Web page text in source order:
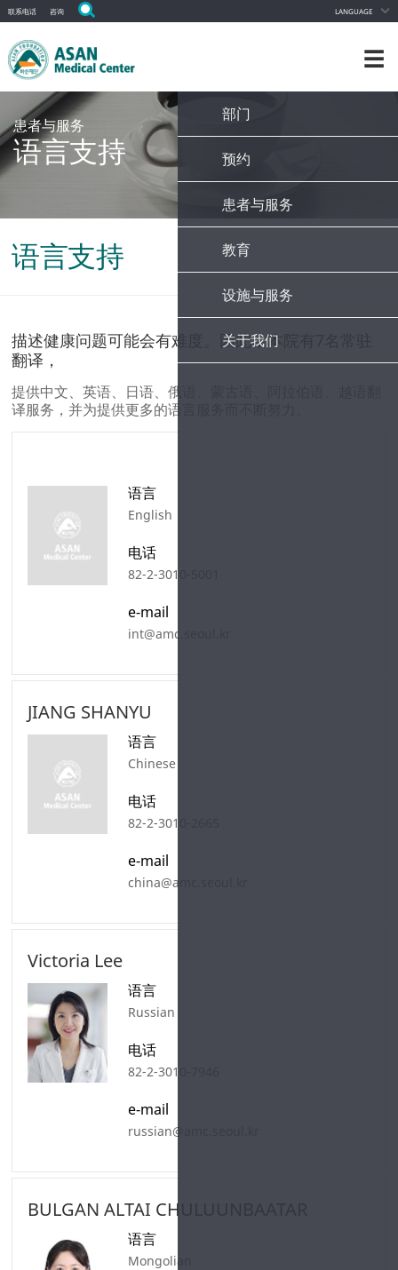
联系电话 咨询 LANGUAGE
部门
部门
心脏研究所
儿童医院
专业中心
寻找医生
预约
预约患者与服务
国际医疗服务
语言支持
患者的真实故事
教育
访问学者
校友感言
设施与服务
医院设施介绍
关于我们
☰
患者与服务
语言支持
语言支持
描述健康问题可能会有难度。因此，本院有7名常驻
翻译，
提供中文、英语、日语、俄语、蒙古语、阿拉伯语、越语翻
译服务，并为提供更多的语言服务而不断努力。
语言
English
电话
82-2-3010-5001
e-mail
int@amc.seoul.kr
JIANG SHANYU
语言
Chinese
电话
82-2-3010-2665
e-mail
china@amc.seoul.kr
Victoria Lee
语言
Russian
电话
82-2-3010-7946
e-mail
russian@amc.seoul.kr
BULGAN ALTAI CHULUUNBAATAR
语言
Mongolian